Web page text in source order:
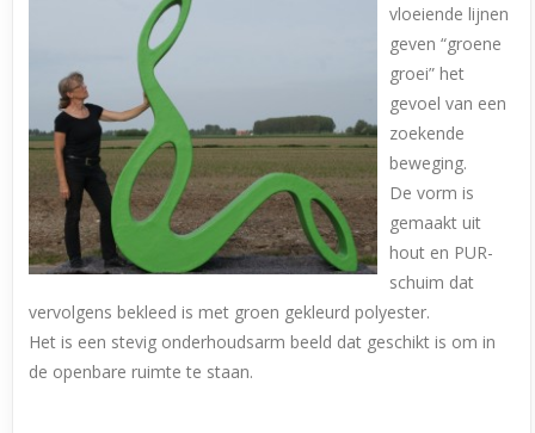
vloeiende lijnen
geven “groene
groei” het
gevoel van een
zoekende
beweging.
De vorm is
gemaakt uit
hout en PUR-
schuim dat
vervolgens bekleed is met groen gekleurd polyester.
Het is een stevig onderhoudsarm beeld dat geschikt is om in
de openbare ruimte te staan.